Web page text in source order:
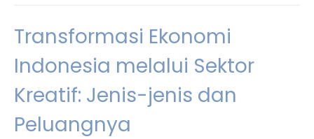
Transformasi Ekonomi
Indonesia melalui Sektor
Kreatif: Jenis-jenis dan
Peluangnya